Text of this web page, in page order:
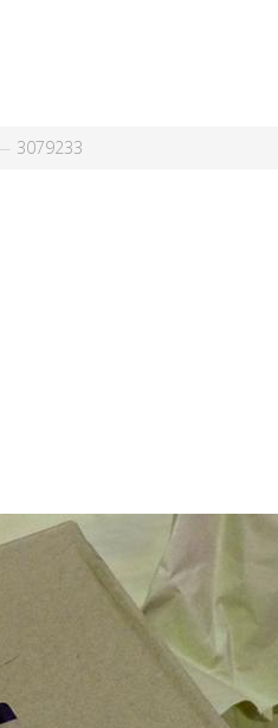
3079233